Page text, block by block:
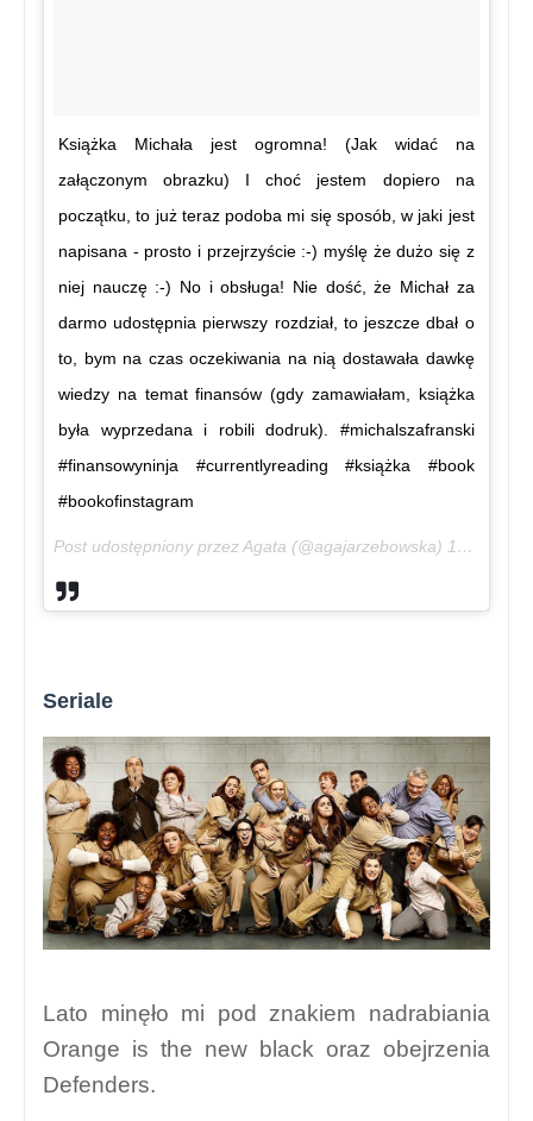
Książka Michała jest ogromna! (Jak widać na
załączonym obrazku) I choć jestem dopiero na
początku, to już teraz podoba mi się sposób, w jaki jest
napisana - prosto i przejrzyście :-) myślę że dużo się z
niej nauczę :-) No i obsługa! Nie dość, że Michał za
darmo udostępnia pierwszy rozdział, to jeszcze dbał o
to, bym na czas oczekiwania na nią dostawała dawkę
wiedzy na temat finansów (gdy zamawiałam, książka
była wyprzedana i robili dodruk). #michalszafranski
#finansowyninja #currentlyreading #książka #book
#bookofinstagram
Post udostępniony przez Agata (@agajarzebowska) 15 Lip, 2017 o 1:29 PDT
Seriale
Lato minęło mi pod znakiem nadrabiania
Orange is the new black oraz obejrzenia
Defenders.